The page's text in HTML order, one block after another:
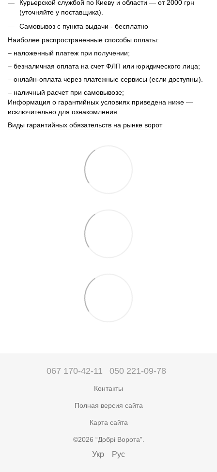
Курьерской службой по Киеву и области — от 2000 грн
(уточняйте у поставщика).
Самовывоз с пункта выдачи - бесплатно
Наиболее распространенные способы оплаты:
– наложенный платеж при получении;
– безналичная оплата на счет ФЛП или юридического лица;
– онлайн-оплата через платежные сервисы (если доступны).
– наличный расчет при самовывозе;
Информация о гарантийных условиях приведена ниже —
исключительно для ознакомления.
Виды гарантийных обязательств на рынке ворот
067 170-42-11 050 221-09-78
Контакты
Полная версия сайта
Карта сайта
©2026 “Добрі Ворота”.
Укр Рус